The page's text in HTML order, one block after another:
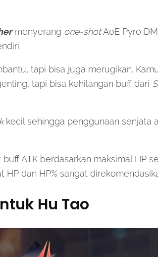
menyerang one-shotAoE Pyro
tapi bisa juga merugikan.
tapi bisa kehilangan buff dari
kecil sehingga penggunaan senjata
ATK berdasarkan maksimal HP
dan HP% sangat
Hu Tao